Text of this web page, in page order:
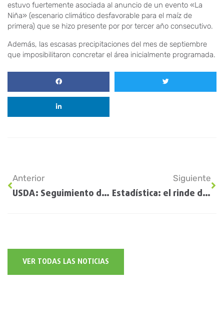
estuvo fuertemente asociada al anuncio de un evento «La
Niña» (escenario climático desfavorable para el maíz de
primera) que se hizo presente por por tercer año consecutivo.
Además, las escasas precipitaciones del mes de septiembre
que imposibilitaron concretar el área inicialmente programada.
Anterior
USDA: Seguimiento de Cultivos EE.UU
Siguiente
Estadística: el rinde de la soja es, lejos, el peor del siglo
VER TODAS LAS NOTICIAS